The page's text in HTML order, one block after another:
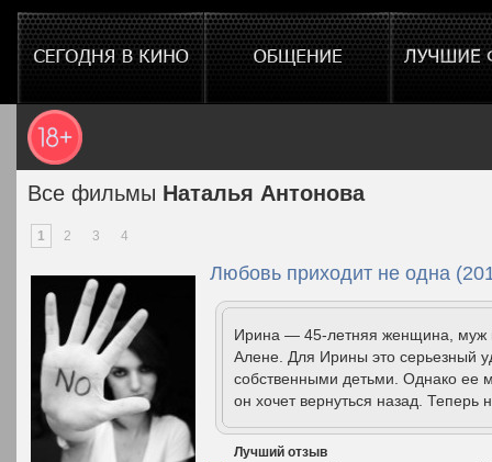
Все фильмы Наталья Антонова
1 2 3 4
Любовь приходит не одна
Ирина — 45-летняя женщина, муж
Алене. Для Ирины это серьезный
собственными детьми. Однако ее
он хочет вернуться назад. Теперь
Лучший отзыв